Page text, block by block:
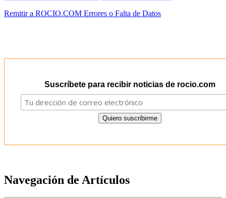
Remitir a ROCIO.COM Errores o Falta de Datos
Suscríbete para recibir noticias de rocio.com
Navegación de Artículos